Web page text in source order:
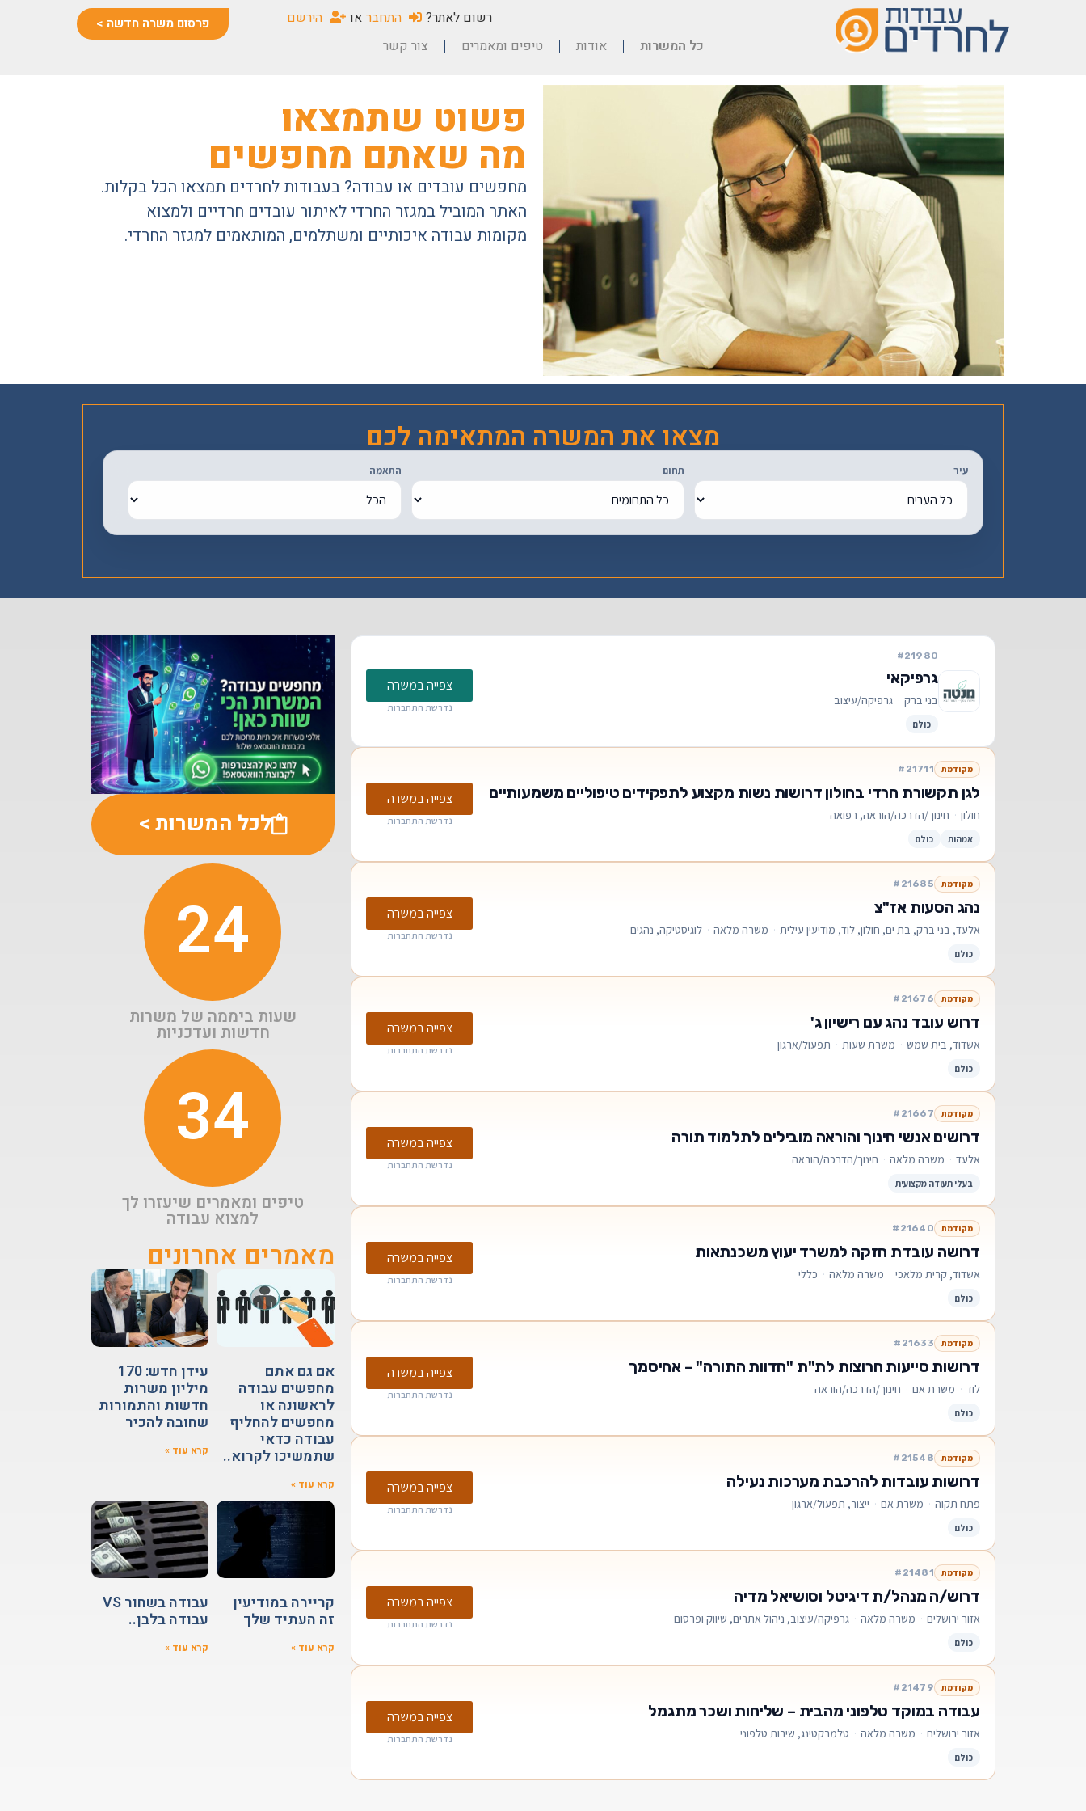
רשום לאתר? התחבר או
הירשם
כל המשרות
אודות טיפים ומאמרים צור קשר
פרסום משרה חדשה >
פשוט שתמצאו
מה שאתם מחפשים
מחפשים עובדים או עבודה? בעבודות לחרדים תמצאו הכל בקלות.
האתר המוביל במגזר החרדי לאיתור עובדים חרדיים ולמצוא
מקומות עבודה איכותיים ומשתלמים, המותאמים למגזר החרדי.
מצאו את המשרה המתאימה לכם
עיר תחום התאמה
#21980
גרפיקאי
בני ברק · גרפיקה/עיצוב
כולם
צפייה במשרה
נדרשת התחברות
מקודמת #21711
לגן תקשורת חרדי בחולון דרושות נשות מקצוע לתפקידים טיפוליים משמעותיים
חולון · חינוך/הדרכה/הוראה, רפואה
אמהות כולם
צפייה במשרה
נדרשת התחברות
מקודמת #21685
נהג הסעות אז"צ
אלעד, בני ברק, בת ים, חולון, לוד, מודיעין עילית · משרה מלאה · לוגיסטיקה, נהגים
כולם
צפייה במשרה
נדרשת התחברות
מקודמת #21676
דרוש עובד נהג עם רישיון ג'
אשדוד, בית שמש · משרת שעות · תפעול/ארגון
כולם
צפייה במשרה
נדרשת התחברות
מקודמת #21667
דרושים אנשי חינוך והוראה מובילים לתלמוד תורה
אלעד · משרה מלאה · חינוך/הדרכה/הוראה
בעלי תעודה מקצועית
צפייה במשרה
נדרשת התחברות
מקודמת #21640
דרושה עובדת חזקה למשרד יעוץ משכנתאות
אשדוד, קרית מלאכי · משרה מלאה · כללי
כולם
צפייה במשרה
נדרשת התחברות
מקודמת #21633
דרושות סייעות חרוצות לת"ת "חדוות התורה" – אחיסמך
לוד · משרת אם · חינוך/הדרכה/הוראה
כולם
צפייה במשרה
נדרשת התחברות
מקודמת #21548
דרושות עובדות להרכבת מערכות נעילה
פתח תקוה · משרת אם · ייצור, תפעול/ארגון
כולם
צפייה במשרה
נדרשת התחברות
מקודמת #21481
דרוש/ה מנהל/ת דיגיטל וסושיאל מדיה
אזור ירושלים · משרה מלאה · גרפיקה/עיצוב, ניהול אתרים, שיווק ופרסום
כולם
צפייה במשרה
נדרשת התחברות
מקודמת #21479
עבודה במוקד טלפוני מהבית – שליחות ושכר מתגמל
אזור ירושלים · משרה מלאה · טלמרקטינג, שירות טלפוני
כולם
צפייה במשרה
נדרשת התחברות
לכל המשרות >
24
שעות ביממה של משרות
חדשות ועדכניות
34
טיפים ומאמרים שיעזרו לך
למצוא עבודה
מאמרים אחרונים
אם גם אתם
מחפשים עבודה
לראשונה או
מחפשים להחליף
עבודה כדאי
שתמשיכו לקרוא..
קרא עוד »
עידן חדש: 170
מיליון משרות
חדשות והתמורות
שחובה להכיר
קרא עוד »
קריירה במודיעין
זה העתיד שלך
קרא עוד »
עבודה בשחור VS
עבודה בלבן..
קרא עוד »